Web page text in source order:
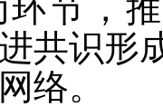
节，
共识形
络。